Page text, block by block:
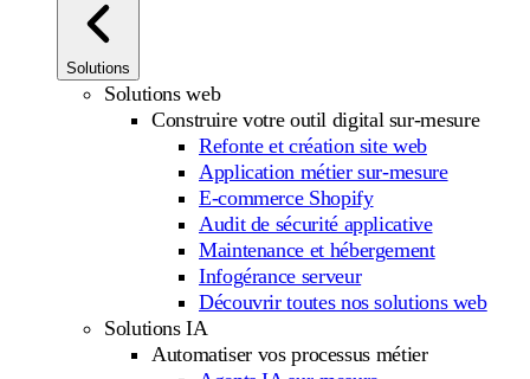
Solutions
Solutions web
Construire votre outil digital sur-mesure
Refonte et création site web
Application métier sur-mesure
E-commerce Shopify
Audit de sécurité applicative
Maintenance et hébergement
Infogérance serveur
Découvrir toutes nos solutions web
Solutions IA
Automatiser vos processus métier